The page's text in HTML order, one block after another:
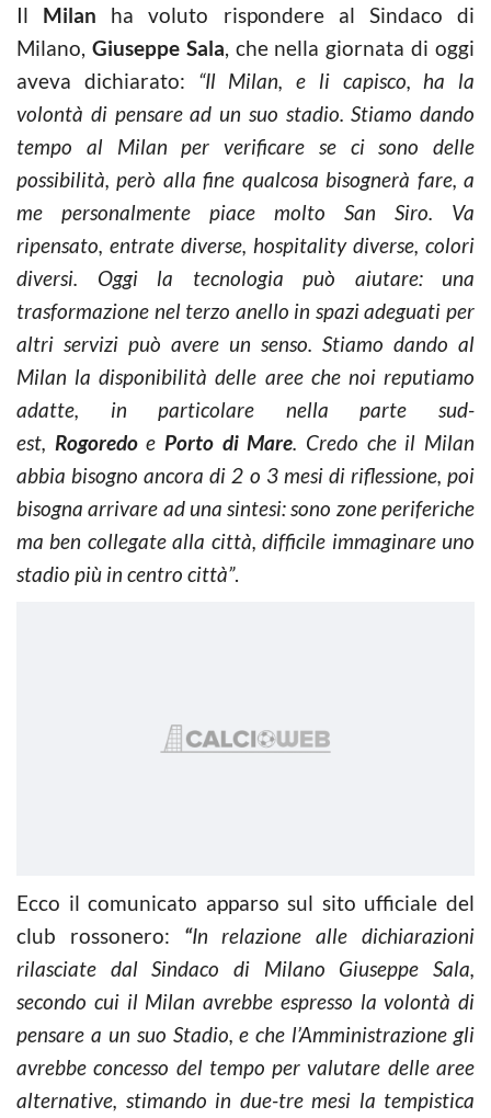
Il Milan ha voluto rispondere al Sindaco di
Milano, Giuseppe Sala, che nella giornata di oggi
aveva dichiarato: “Il Milan, e li capisco, ha la
volontà di pensare ad un suo stadio. Stiamo dando
tempo al Milan per verificare se ci sono delle
possibilità, però alla fine qualcosa bisognerà fare, a
me personalmente piace molto San Siro. Va
ripensato, entrate diverse, hospitality diverse, colori
diversi. Oggi la tecnologia può aiutare: una
trasformazione nel terzo anello in spazi adeguati per
altri servizi può avere un senso. Stiamo dando al
Milan la disponibilità delle aree che noi reputiamo
adatte, in particolare nella parte sud-
est, Rogoredoe Porto di Mare. Credo che il Milan
abbia bisogno ancora di 2 o 3 mesi di riflessione, poi
bisogna arrivare ad una sintesi: sono zone periferiche
ma ben collegate alla città, difficile immaginare uno
stadio più in centro città”.
Ecco il comunicato apparso sul sito ufficiale del
club rossonero: “In relazione alle dichiarazioni
rilasciate dal Sindaco di Milano Giuseppe Sala,
secondo cui il Milan avrebbe espresso la volontà di
pensare a un suo Stadio, e che l’Amministrazione gli
avrebbe concesso del tempo per valutare delle aree
alternative, stimando in due-tre mesi la tempistica